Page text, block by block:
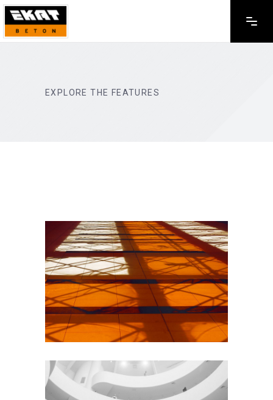
EXPLORE THE FEATURES